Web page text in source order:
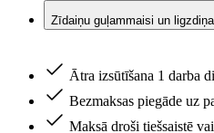
Zīdaiņu guļammaisi un
Ātra izsūtīšana 1 darba
Bezmaksas piegāde uz
Maksā droši tiešsaistē